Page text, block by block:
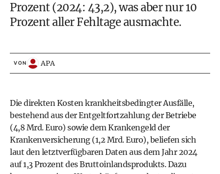
Prozent (2024: 43,2), was aber nur 10
Prozent aller Fehltage ausmachte.
VON APA
Die direkten Kosten krankheitsbedingter Ausfälle,
bestehend aus der Entgeltfortzahlung der Betriebe
(4,8 Mrd. Euro) sowie dem Krankengeld der
Krankenversicherung (1,2 Mrd. Euro), beliefen sich
laut den letztverfügbaren Daten aus dem Jahr 2024
auf 1,3 Prozent des Bruttoinlandsprodukts. Dazu